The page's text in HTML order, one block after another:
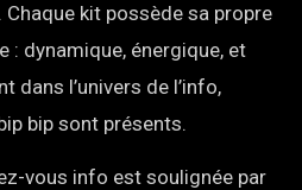
kit possède sa propre
: dynamique, énergique, et
dans l’univers de l’info,
bip sont présents.
vous info est soulignée par